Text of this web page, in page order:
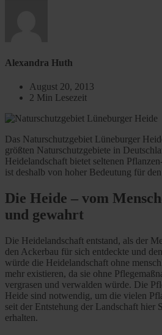
Alexandra Huth
August 20, 2013
2 Min Lesezeit
Das Naturschutzgebiet Lüneburger
größten Naturschutzgebiete in
Heidelandschaft bietet seltenen
ist deshalb von hoher Bedeutung für
Die Heide – vom
und gewahrt
Die Heidelandschaft entstand, als der
den Ackerbau für sich entdeckte und
würde die Heidelandschaft ohne
mehr existieren, da sie ohne
vergrasen und verwalden würde. Die
Heide sind notwendig, um die vielen
seit der Entstehung der Landschaft hier
erhalten.